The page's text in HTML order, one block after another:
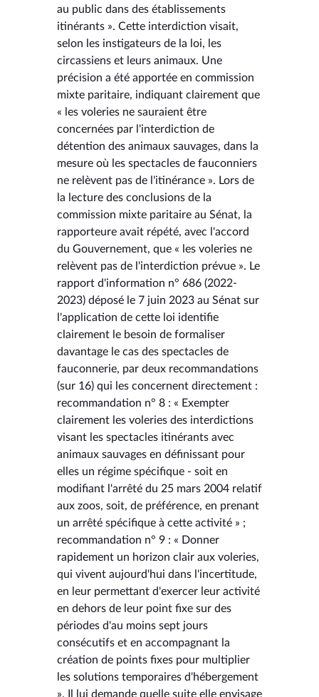
au public dans des établissements
itinérants ». Cette interdiction visait,
selon les instigateurs de la loi, les
circassiens et leurs animaux. Une
précision a été apportée en commission
mixte paritaire, indiquant clairement que
« les voleries ne sauraient être
concernées par l'interdiction de
détention des animaux sauvages, dans la
mesure où les spectacles de fauconniers
ne relèvent pas de l'itinérance ». Lors de
la lecture des conclusions de la
commission mixte paritaire au Sénat, la
rapporteure avait répété, avec l'accord
du Gouvernement, que « les voleries ne
relèvent pas de l'interdiction prévue ». Le
rapport d'information n° 686 (2022-
2023) déposé le 7 juin 2023 au Sénat sur
l'application de cette loi identifie
clairement le besoin de formaliser
davantage le cas des spectacles de
fauconnerie, par deux recommandations
(sur 16) qui les concernent directement :
recommandation n° 8 : « Exempter
clairement les voleries des interdictions
visant les spectacles itinérants avec
animaux sauvages en définissant pour
elles un régime spécifique - soit en
modifiant l'arrêté du 25 mars 2004 relatif
aux zoos, soit, de préférence, en prenant
un arrêté spécifique à cette activité » ;
recommandation n° 9 : « Donner
rapidement un horizon clair aux voleries,
qui vivent aujourd'hui dans l'incertitude,
en leur permettant d'exercer leur activité
en dehors de leur point fixe sur des
périodes d'au moins sept jours
consécutifs et en accompagnant la
création de points fixes pour multiplier
les solutions temporaires d'hébergement
». Il lui demande quelle suite elle envisage